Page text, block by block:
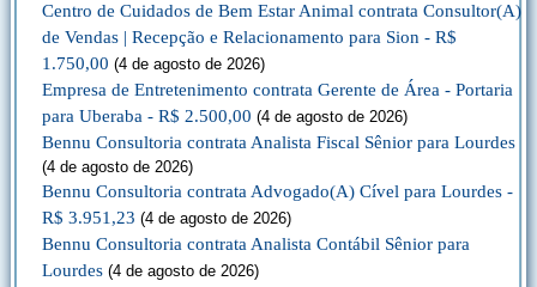
Centro de Cuidados de Bem Estar Animal contrata Consultor(A)
de Vendas | Recepção e Relacionamento para Sion - R$
1.750,00 (4 de agosto de 2026)
Empresa de Entretenimento contrata Gerente de Área - Portaria
para Uberaba - R$ 2.500,00 (4 de agosto de 2026)
Bennu Consultoria contrata Analista Fiscal Sênior para Lourdes
(4 de agosto de 2026)
Bennu Consultoria contrata Advogado(A) Cível para Lourdes -
R$ 3.951,23 (4 de agosto de 2026)
Bennu Consultoria contrata Analista Contábil Sênior para
Lourdes (4 de agosto de 2026)